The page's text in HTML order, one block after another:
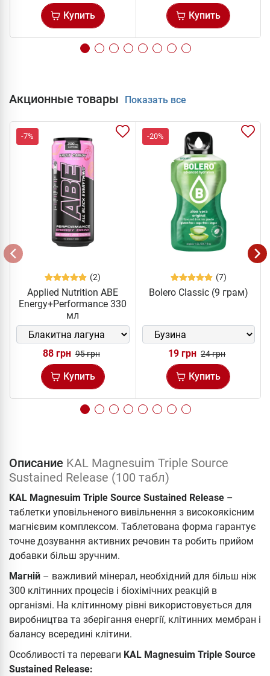
Купить
Купить
Акционные товары Показать все
-7%
(2)
Applied Nutrition ABE
Energy+Performance 330
мл
88 грн 95 грн
Купить
-20%
(7)
Bolero Classic (9 грам)
19 грн 24 грн
Купить
Описание KAL Magnesuim Triple Source
Sustained Release (100 табл)
KAL Magnesuim Triple Source Sustained Release –
таблетки уповільненого вивільнення з високоякісним
магнієвим комплексом. Таблетована форма гарантує
точне дозування активних речовин та робить прийом
добавки більш зручним.
Магній – важливий мінерал, необхідний для більш ніж
300 клітинних процесів і біохімічних реакцій в
організмі. На клітинному рівні використовується для
виробництва та зберігання енергії, клітинних мембран і
балансу всередині клітини.
Особливості та переваги KAL Magnesuim Triple Source
Sustained Release: